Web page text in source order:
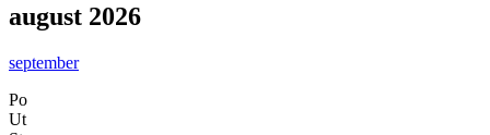
august 2026
september
Po
Ut